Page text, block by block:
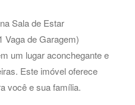
Sala de Estar
Vaga de Garagem)
um lugar aconchegante e
Este imóvel oferece
você e sua família.